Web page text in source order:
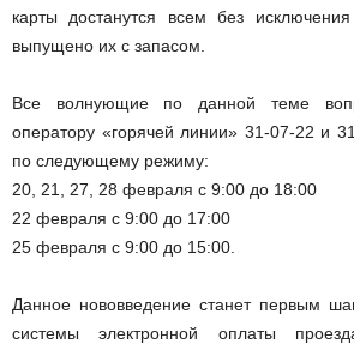
карты достанутся всем без
выпущено их с запасом.
Все волнующие по данной теме
оператору «горячей линии» 31-07-22 и
по следующему режиму:
20, 21, 27, 28 февраля с 9:00 до 18:00
22 февраля с 9:00 до 17:00
25 февраля с 9:00 до 15:00.
Данное нововведение станет первым
системы электронной оплаты